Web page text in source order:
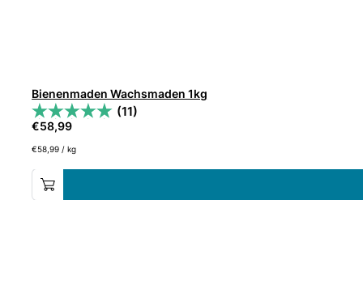
Bienenmaden Wachsmaden 1kg
(11)
€58,99
€58,99 /kg